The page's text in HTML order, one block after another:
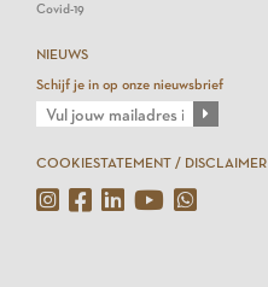
Covid-19
NIEUWS
Schijf je in op onze nieuwsbrief
COOKIESTATEMENT / DISCLAIMER